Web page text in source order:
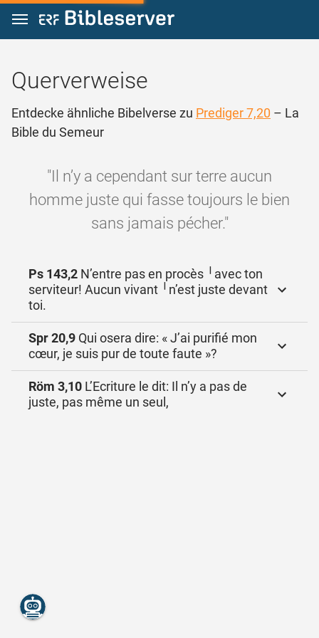
Zum Inhalt springen
Querverweise
Entdecke ähnliche Bibelverse zu Prediger 7,20 – La
Bible du Semeur
"Il n’y a cependant sur terre aucun
homme juste qui fasse toujours le bien
sans jamais pécher."
Ps 143,2 N’entre pas en procès ╵avec ton
serviteur! Aucun vivant ╵n’est juste devant
toi.
Spr 20,9 Qui osera dire: « J’ai purifié mon
cœur, je suis pur de toute faute »?
Röm 3,10 L’Ecriture le dit: Il n’y a pas de
juste, pas même un seul,